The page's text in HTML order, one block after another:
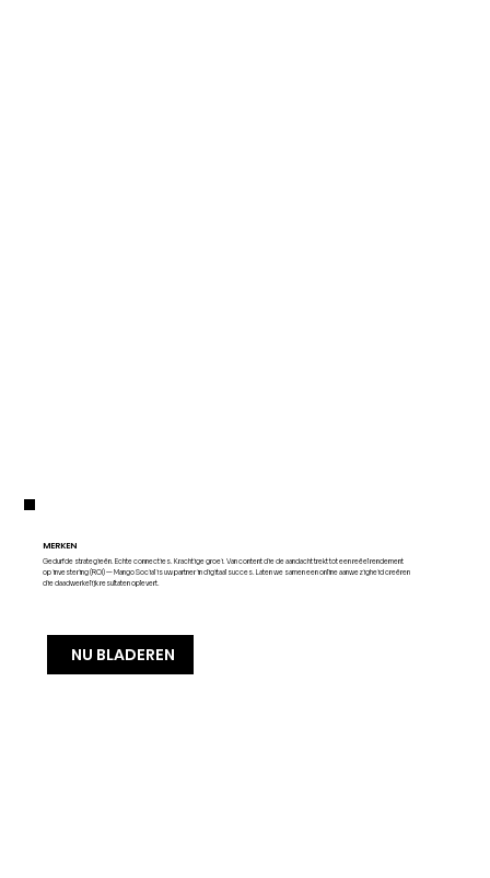
MERKEN
Gedurfde strategieën. Echte connecties. Krachtige groei. Van content die de aandacht trekt tot een reëel rendement
op investering (ROI) — Mango Social is uw partner in digitaal succes. Laten we samen een online aanwezigheid creëren
die daadwerkelijk resultaten oplevert.
NU BLADEREN